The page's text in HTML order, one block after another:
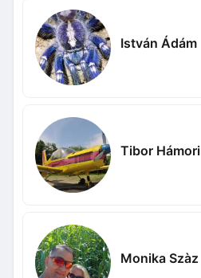
István Ádám
Tibor Hámori
Monika Szàz